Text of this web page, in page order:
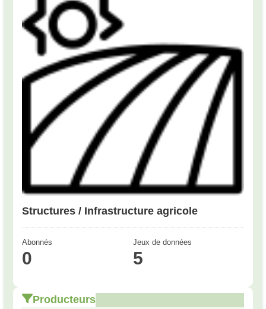
Structures / Infrastructure agricole
Abonnés
0
Jeux de données
5
Producteurs